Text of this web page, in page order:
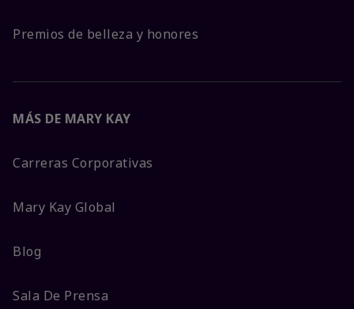
Premios de belleza y honores
MÁS DE MARY KAY
Carreras Corporativas
Mary Kay Global
Blog
Sala De Prensa